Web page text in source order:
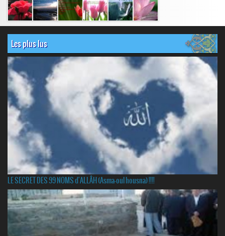
Les plus lus
LE SECRET DES 99 NOMS d'ALLÂH (Asma-oul housna) !!!!